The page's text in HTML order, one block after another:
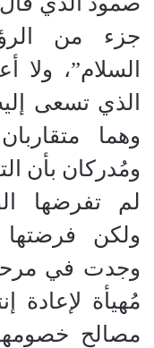
جزء من
السلام”، ولا
الذي تسعى
وهما
ومُدركان بأن
لم تفرضها
ولكن
وجدت في
مُهيأة لإعادة
مصالح